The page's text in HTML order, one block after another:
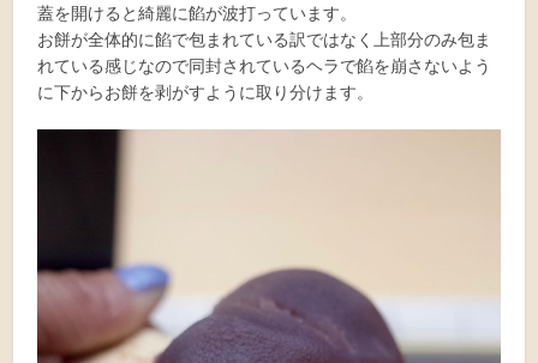
蓋を開けると綺麗に餡が波打っています。
お餅が全体的に餡で包まれている訳ではなく上部分のみ包ま
れている感じなので同封されているヘラで餡を崩さないよう
に下からお餅を剥がすように取り分けます。